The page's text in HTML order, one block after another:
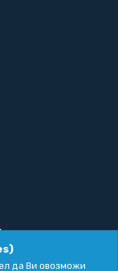
да Ви овозможи